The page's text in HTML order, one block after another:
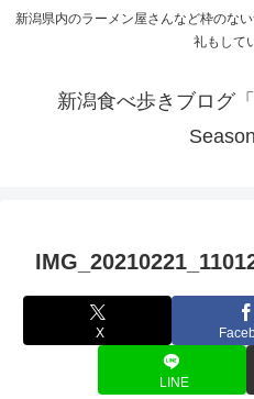
新潟県内のラーメン屋さんなど枠のな
礼もして
新潟食べ歩きブログ
X
LINE